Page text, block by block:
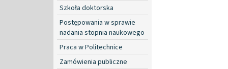
Szkoła doktorska
Postępowania w sprawie
nadania stopnia naukowego
Praca w Politechnice
Zamówienia publiczne